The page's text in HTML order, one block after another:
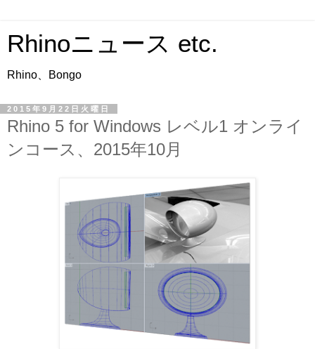
Rhinoニュース etc.
Rhino、Bongo
2015年9月22日火曜日
Rhino 5 for Windows レベル1 オンライ
ンコース、2015年10月